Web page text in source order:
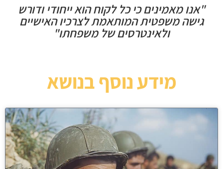
"אנו מאמינים כי כל לקוח הוא ייחודי ודורש
גישה משפטית המותאמת לצרכיו האישיים
ולאינטרסים של משפחתו"
מידע נוסף בנושא